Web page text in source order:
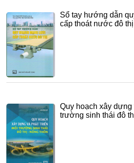
Sổ tay hướng dẫn
cấp thoát nước đô thị
Quy hoạch xây dựng
trường sinh thái đô